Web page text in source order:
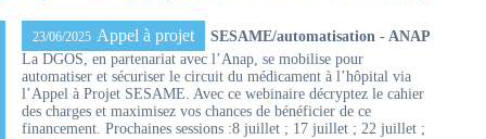
23/06/2025 Appel à projet
SESAME/automatisation - ANAP
La DGOS, en partenariat avec l’Anap, se mobilise pour
automatiser et sécuriser le circuit du médicament à l’hôpital via
l’Appel à Projet SESAME. Avec ce webinaire décryptez le cahier
des charges et maximisez vos chances de bénéficier de ce
financement. Prochaines sessions :8 juillet ; 17 juillet ; 22 juillet ;